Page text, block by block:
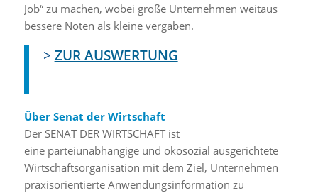
Job“ zu machen, wobei große Unternehmen weitaus
bessere Noten als kleine vergaben.
> ZUR AUSWERTUNG
Über Senat der Wirtschaft
Der SENAT DER WIRTSCHAFT ist
eine parteiunabhängige und ökosozial ausgerichtete
Wirtschaftsorganisation mit dem Ziel, Unternehmen
praxisorientierte Anwendungsinformation zu